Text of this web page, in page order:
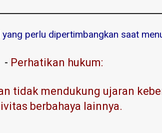
perlu dipertimbangkan saat
- Perhatikan hukum:
tidak mendukung ujaran
berbahaya lainnya.